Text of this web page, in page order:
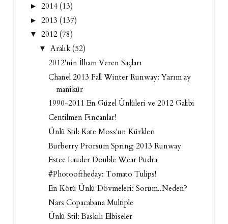
► 2014 (13)
► 2013 (137)
▼ 2012 (78)
▼ Aralık (52)
2012'nin İlham Veren Saçları
Chanel 2013 Fall Winter Runway: Yarım ay
manikür
1990-2011 En Güzel Ünlüleri ve 2012 Galibi
Centilmen Fincanlar!
Ünlü Stil: Kate Moss'un Kürkleri
Burberry Prorsum Spring 2013 Runway
Estee Lauder Double Wear Pudra
#Photooftheday: Tomato Tulips!
En Kötü Ünlü Dövmeleri: Sorum..Neden?
Nars Copacabana Multiple
Ünlü Stil: Baskılı Elbiseler